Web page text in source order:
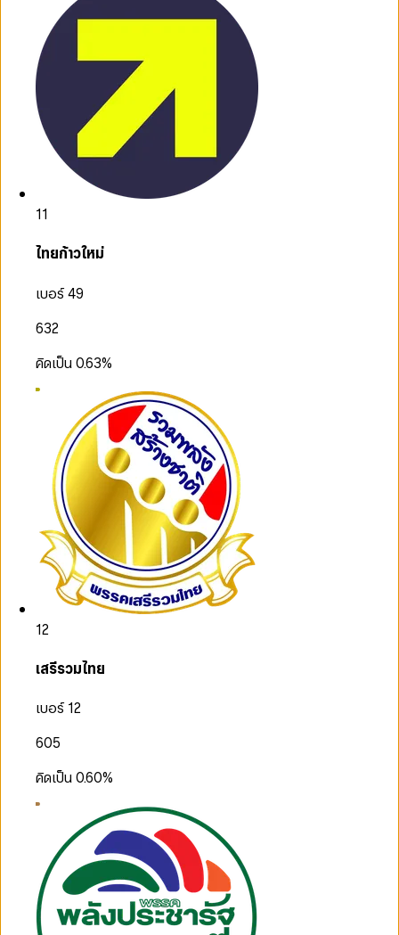
11
ไทยก้าวใหม่
เบอร์ 49
632
คิดเป็น0.63%
12
เสรีรวมไทย
เบอร์ 12
605
คิดเป็น0.60%